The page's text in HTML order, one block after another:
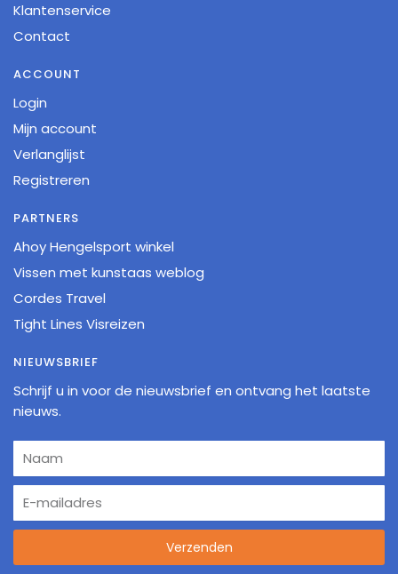
Klantenservice
Contact
ACCOUNT
Login
Mijn account
Verlanglijst
Registreren
PARTNERS
Ahoy Hengelsport winkel
Vissen met kunstaas weblog
Cordes Travel
Tight Lines Visreizen
NIEUWSBRIEF
Schrijf u in voor de nieuwsbrief en ontvang het laatste
nieuws.
Verzenden